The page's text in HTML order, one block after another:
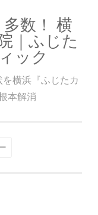
数！ 横
｜ふじた
ック
横浜『ふじたカ
本解消